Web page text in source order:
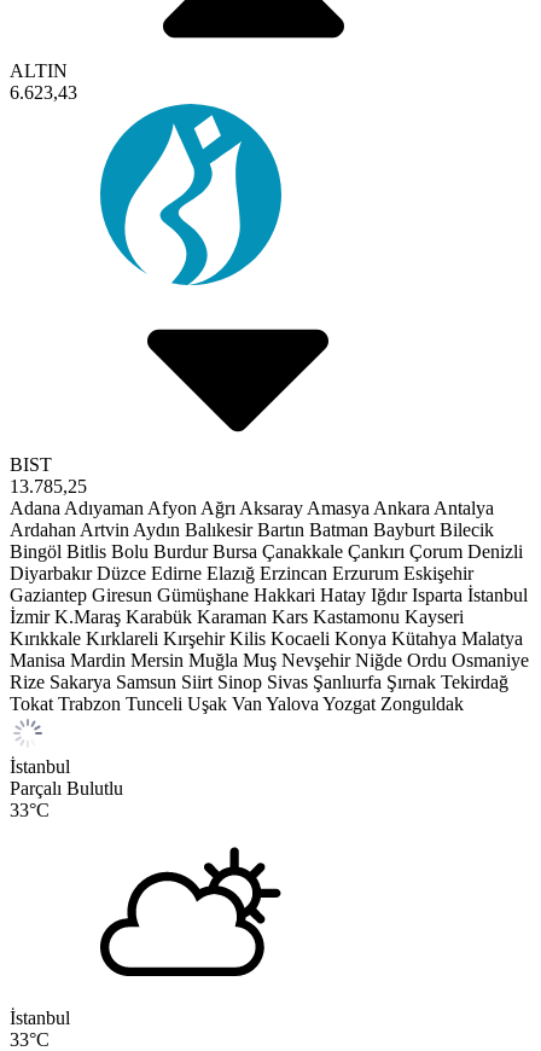
ALTIN
6.623,43
BIST
13.785,25
Adana Adıyaman Afyon Ağrı Aksaray Amasya Ankara Antalya
Ardahan Artvin Aydın Balıkesir Bartın Batman Bayburt Bilecik
Bingöl Bitlis Bolu Burdur Bursa Çanakkale Çankırı Çorum Denizli
Diyarbakır Düzce Edirne Elazığ Erzincan Erzurum Eskişehir
Gaziantep Giresun Gümüşhane Hakkari Hatay Iğdır Isparta İstanbul
İzmir K.Maraş Karabük Karaman Kars Kastamonu Kayseri
Kırıkkale Kırklareli Kırşehir Kilis Kocaeli Konya Kütahya Malatya
Manisa Mardin Mersin Muğla Muş Nevşehir Niğde Ordu Osmaniye
Rize Sakarya Samsun Siirt Sinop Sivas Şanlıurfa Şırnak Tekirdağ
Tokat Trabzon Tunceli Uşak Van Yalova Yozgat Zonguldak
İstanbul
Parçalı Bulutlu
33°C
İstanbul
33°C